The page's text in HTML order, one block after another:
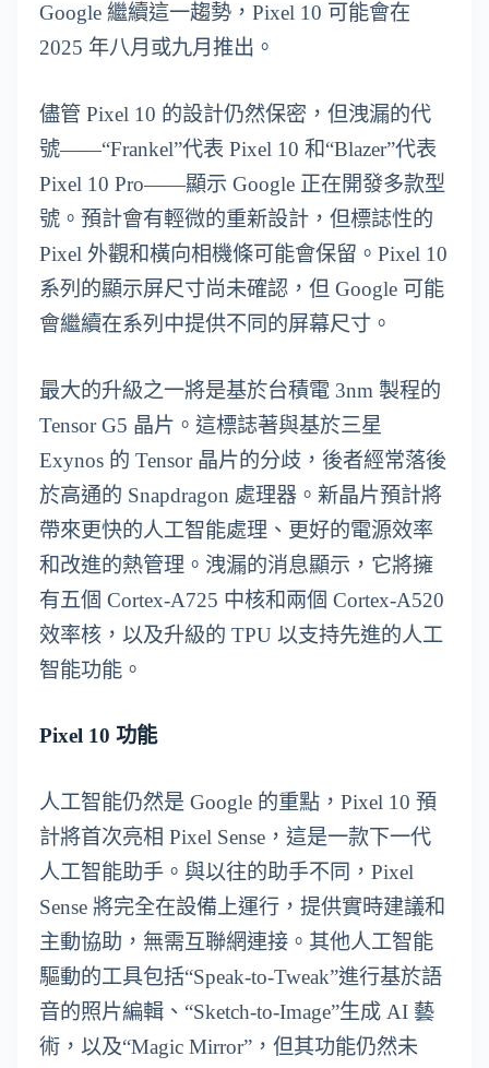
Google 繼續這一趨勢，Pixel 10 可能會在
2025 年八月或九月推出。
儘管 Pixel 10 的設計仍然保密，但洩漏的代
號——“Frankel”代表 Pixel 10 和“Blazer”代表
Pixel 10 Pro——顯示 Google 正在開發多款型
號。預計會有輕微的重新設計，但標誌性的
Pixel 外觀和橫向相機條可能會保留。Pixel 10
系列的顯示屏尺寸尚未確認，但 Google 可能
會繼續在系列中提供不同的屏幕尺寸。
最大的升級之一將是基於台積電 3nm 製程的
Tensor G5 晶片。這標誌著與基於三星
Exynos 的 Tensor 晶片的分歧，後者經常落後
於高通的 Snapdragon 處理器。新晶片預計將
帶來更快的人工智能處理、更好的電源效率
和改進的熱管理。洩漏的消息顯示，它將擁
有五個 Cortex-A725 中核和兩個 Cortex-A520
效率核，以及升級的 TPU 以支持先進的人工
智能功能。
Pixel 10 功能
人工智能仍然是 Google 的重點，Pixel 10 預
計將首次亮相 Pixel Sense，這是一款下一代
人工智能助手。與以往的助手不同，Pixel
Sense 將完全在設備上運行，提供實時建議和
主動協助，無需互聯網連接。其他人工智能
驅動的工具包括“Speak-to-Tweak”進行基於語
音的照片編輯、“Sketch-to-Image”生成 AI 藝
術，以及“Magic Mirror”，但其功能仍然未